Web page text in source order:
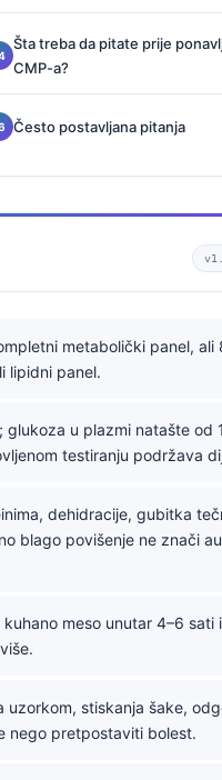
Šta treba da pitate prije
CMP-a?
Često postavljana pitanja
metabolički panel, ali
lipidni panel.
glukoza u plazmi natašte od
testiranju podržava
dehidracije, gubitka
blago povišenje ne znači
meso unutar 4–6 sati
stiskanja šake,
nego pretpostaviti bolest.